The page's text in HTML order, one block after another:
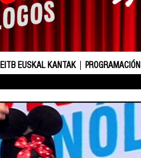
EITB EUSKAL KANTAK PROGRAMACIÓN